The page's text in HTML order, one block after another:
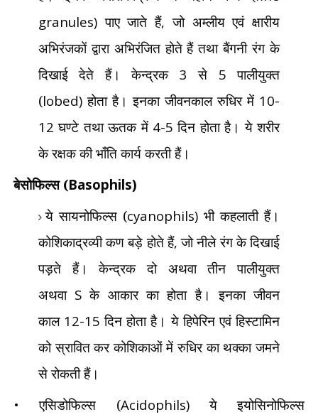
granules)पाए जाते हैं,जो अम्लीय एवं क्षारीय
अभिरंजकों द्वारा अभिरंजित होते हैं तथा बैंगनी रंग के
दिखाई देते हैं। केन्द्रक 3 से 5 पालीयुक्त
(lobed)होता है। इनका जीवनकाल रुधिर में 10-
12 घण्टे तथा ऊतक में 4-5 दिन होता है। ये शरीर
के रक्षक की भाँति कार्य करती हैं।
बेसोफिल्स (Basophils)
ये सायनोफिल्स (cyanophils) भी कहलाती हैं।
कोशिकाद्रव्यी कण बड़े होते हैं,जो नीले रंग के दिखाई
पड़ते हैं। केन्द्रक दो अथवा तीन पालीयुक्त
अथवा Sके आकार का होता है। इनका जीवन
काल 12-15 दिन होता है। ये हिपेरिन एवं हिस्टामिन
को स्रावित कर कोशिकाओं में रुधिर का थक्का जमने
से रोकती हैं।
•एसिडोफिल्स (Acidophils)ये इयोसिनोफिल्स